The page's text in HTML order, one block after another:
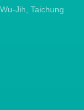
Jih, Taichung